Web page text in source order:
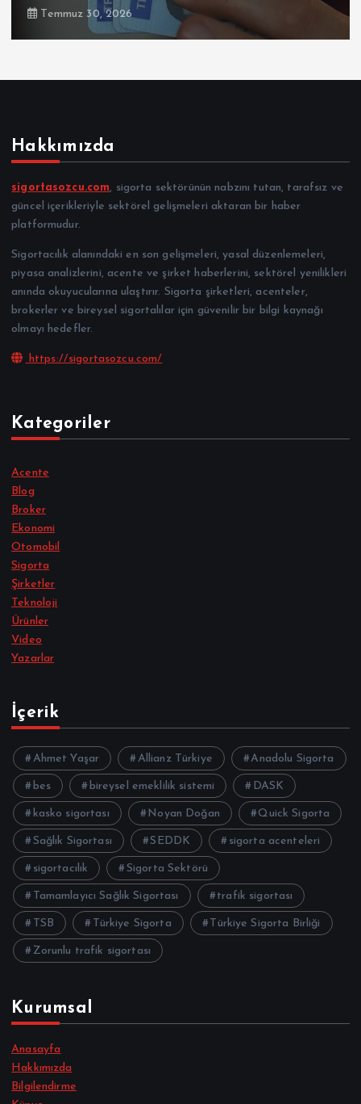
Temmuz 30, 2026
Hakkımızda
sigortasozcu.com, sigorta sektörünün nabzını tutan, tarafsız ve
güncel içerikleriyle sektörel gelişmeleri aktaran bir haber
platformudur.
Sigortacılık alanındaki en son gelişmeleri, yasal düzenlemeleri,
piyasa analizlerini, acente ve şirket haberlerini, sektörel yenilikleri
anında okuyucularına ulaştırır. Sigorta şirketleri, acenteler,
brokerler ve bireysel sigortalılar için güvenilir bir bilgi kaynağı
olmayı hedefler.
https://sigortasozcu.com/
Kategoriler
Acente
Blog
Broker
Ekonomi
Otomobil
Sigorta
Şirketler
Teknoloji
Ürünler
Video
Yazarlar
İçerik
Ahmet Yaşar Allianz Türkiye Anadolu Sigorta
bes bireysel emeklilik sistemi DASK
kasko sigortası Noyan Doğan Quick Sigorta
Sağlık Sigortası SEDDK sigorta acenteleri
sigortacılık Sigorta Sektörü
Tamamlayıcı Sağlık Sigortası trafik sigortası
TSB Türkiye Sigorta Türkiye Sigorta Birliği
Zorunlu trafik sigortası
Kurumsal
Anasayfa
Hakkımızda
Bilgilendirme